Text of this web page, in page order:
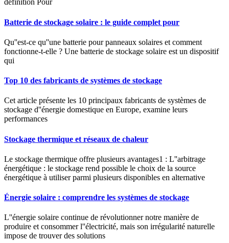
définition Pour
Batterie de stockage solaire : le guide complet pour
Qu''est-ce qu''une batterie pour panneaux solaires et comment
fonctionne-t-elle ? Une batterie de stockage solaire est un dispositif
qui
Top 10 des fabricants de systèmes de stockage
Cet article présente les 10 principaux fabricants de systèmes de
stockage d''énergie domestique en Europe, examine leurs
performances
Stockage thermique et réseaux de chaleur
Le stockage thermique offre plusieurs avantages1 : L''arbitrage
énergétique : le stockage rend possible le choix de la source
énergétique à utiliser parmi plusieurs disponibles en alternative
Énergie solaire : comprendre les systèmes de stockage
L''énergie solaire continue de révolutionner notre manière de
produire et consommer l''électricité, mais son irrégularité naturelle
impose de trouver des solutions